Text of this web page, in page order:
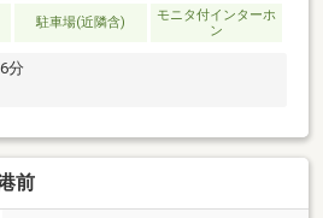
駐車場(近隣含)
モニタ付インターホ
ン
分
前